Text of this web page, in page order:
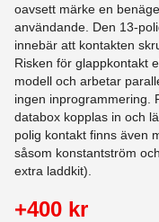
oavsett märke en
användande. Den 13-
innebär att kontakten
Risken för glappkontakt
modell och arbetar
ingen inprogrammering.
databox kopplas in och
polig kontakt finns även
såsom konstantström
extra laddkit).
+400 kr